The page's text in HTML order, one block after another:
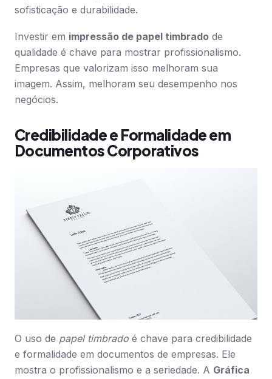
sofisticação e durabilidade.
Investir em impressão de papel timbrado de
qualidade é chave para mostrar profissionalismo.
Empresas que valorizam isso melhoram sua
imagem. Assim, melhoram seu desempenho nos
negócios.
Credibilidade e Formalidade em
Documentos Corporativos
O uso de papel timbrado é chave para credibilidade
e formalidade em documentos de empresas. Ele
mostra o profissionalismo e a seriedade. A Gráfica